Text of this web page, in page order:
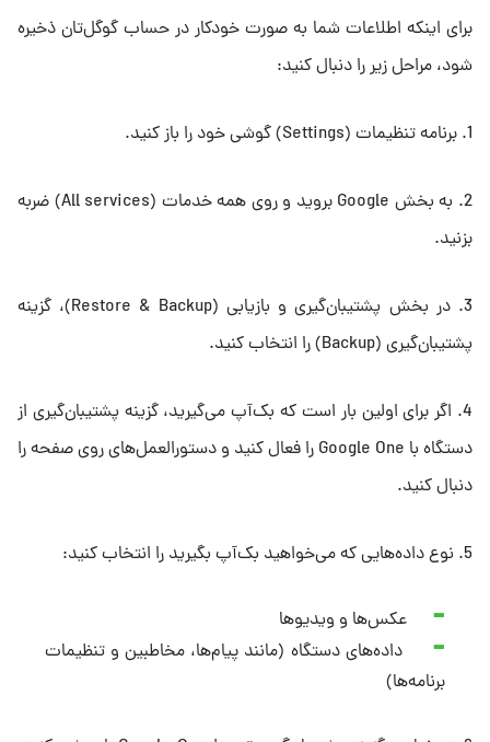
برای اینکه اطلاعات شما به صورت خودکار در حساب گوگل‌تان ذخیره
شود، مراحل زیر را دنبال کنید:
1. برنامه تنظیمات (Settings) گوشی خود را باز کنید.
2. به بخش Google بروید و روی همه خدمات (All services) ضربه
بزنید.
3. در بخش پشتیبان‌گیری و بازیابی (Restore & Backup)، گزینه
پشتیبان‌گیری (Backup) را انتخاب کنید.
4. اگر برای اولین بار است که بک‌آپ می‌گیرید، گزینه پشتیبان‌گیری از
دستگاه با Google One را فعال کنید و دستورالعمل‌های روی صفحه را
دنبال کنید.
5. نوع داده‌هایی که می‌خواهید بک‌آپ بگیرید را انتخاب کنید:
عکس‌ها و ویدیوها
داده‌های دستگاه (مانند پیام‌ها، مخاطبین و تنظیمات
برنامه‌ها)